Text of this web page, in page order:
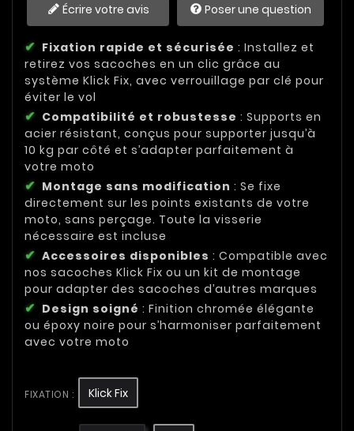
Écrire votre avis Poser une question
Fixation rapide et sécurisée : Installez et
retirez vos sacoches en un clic grâce au
système Klick Fix, avec verrouillage par clé pour
éviter le vol
Compatibilité et robustesse : Supports en
acier résistant, conçus pour supporter jusqu’à
10 kg par côté et s’adapter parfaitement à
votre moto
Montage sans modification : Se fixe
directement sur les points existants de votre
moto, sans perçage. Toute la visserie
nécessaire est incluse
Accessoires disponibles : Compatible avec
nos sacoches Klick Fix ou un kit de montage
pour adapter des sacoches d’autres marques
Design soigné : Finition chromée élégante
ou époxy noire pour s’harmoniser parfaitement
avec votre moto
FIXATION : Klick Fix